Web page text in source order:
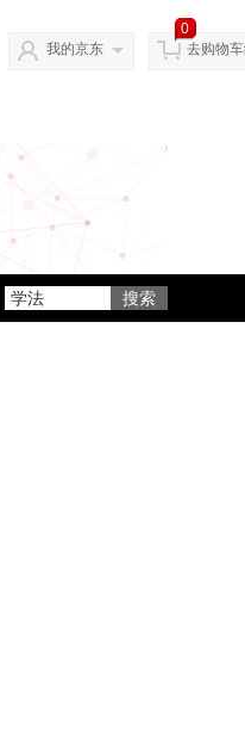
我的京东
0
去购物